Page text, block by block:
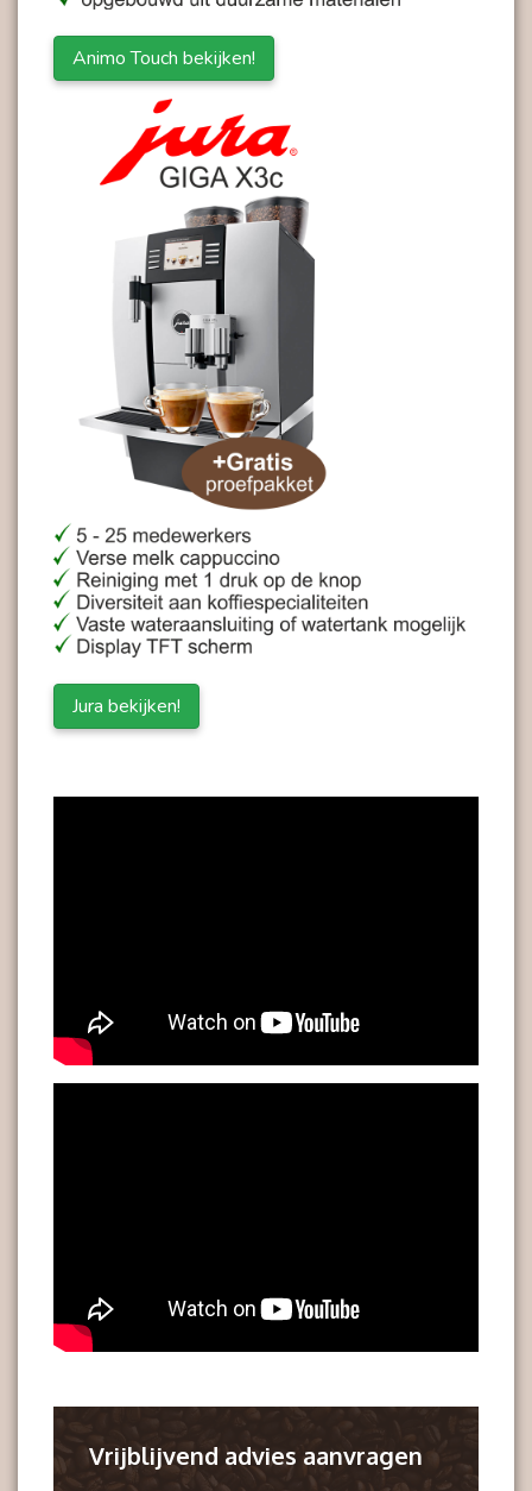
Animo Touch bekijken!
Jura bekijken!
Vrijblijvend advies aanvragen